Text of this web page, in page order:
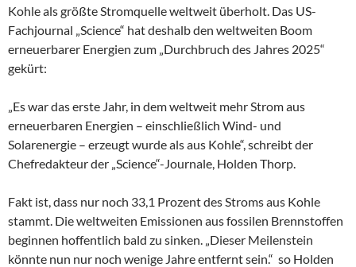
Kohle als größte Stromquelle weltweit überholt. Das US-
Fachjournal „Science“ hat deshalb den weltweiten Boom
erneuerbarer Energien zum „Durchbruch des Jahres 2025“
gekürt:
„Es war das erste Jahr, in dem weltweit mehr Strom aus
erneuerbaren Energien – einschließlich Wind- und
Solarenergie – erzeugt wurde als aus Kohle“, schreibt der
Chefredakteur der „Science“-Journale, Holden Thorp.
Fakt ist, dass nur noch 33,1 Prozent des Stroms aus Kohle
stammt. Die weltweiten Emissionen aus fossilen Brennstoffen
beginnen hoffentlich bald zu sinken. „Dieser Meilenstein
könnte nun nur noch wenige Jahre entfernt sein.“ so Holden